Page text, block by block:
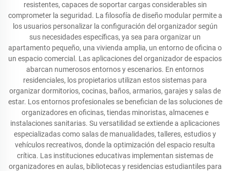
resistentes, capaces de soportar cargas considerables sin
comprometer la seguridad. La filosofía de diseño modular permite a
los usuarios personalizar la configuración del organizador según
sus necesidades específicas, ya sea para organizar un
apartamento pequeño, una vivienda amplia, un entorno de oficina o
un espacio comercial. Las aplicaciones del organizador de espacios
abarcan numerosos entornos y escenarios. En entornos
residenciales, los propietarios utilizan estos sistemas para
organizar dormitorios, cocinas, baños, armarios, garajes y salas de
estar. Los entornos profesionales se benefician de las soluciones de
organizadores en oficinas, tiendas minoristas, almacenes e
instalaciones sanitarias. Su versatilidad se extiende a aplicaciones
especializadas como salas de manualidades, talleres, estudios y
vehículos recreativos, donde la optimización del espacio resulta
crítica. Las instituciones educativas implementan sistemas de
organizadores en aulas, bibliotecas y residencias estudiantiles para